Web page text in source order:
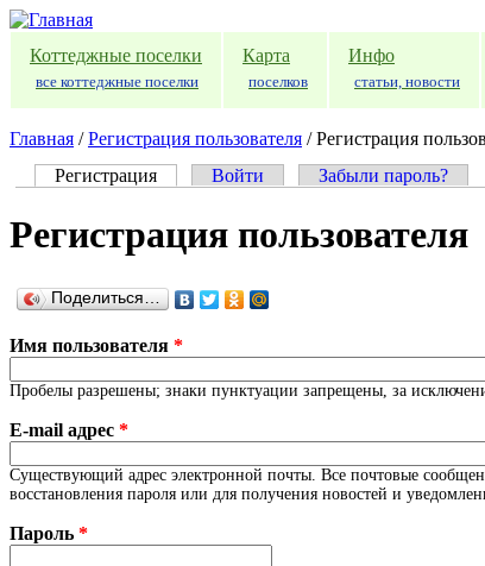
Перейти к основному содержанию
Коттеджные поселки
все коттеджные поселки
Карта
поселков
Инфо
статьи, новости
Главная / Регистрация пользователя /Регистрация
Регистрация (активная вкладка)
Войти Забыли пароль?
Регистрация пользователя
Поделиться…
Имя пользователя *
Пробелы разрешены; знаки пунктуации запрещены, за
E-mail адрес *
Существующий адрес электронной почты. Все почтовые
восстановления пароля или для получения новостей и
Пароль *